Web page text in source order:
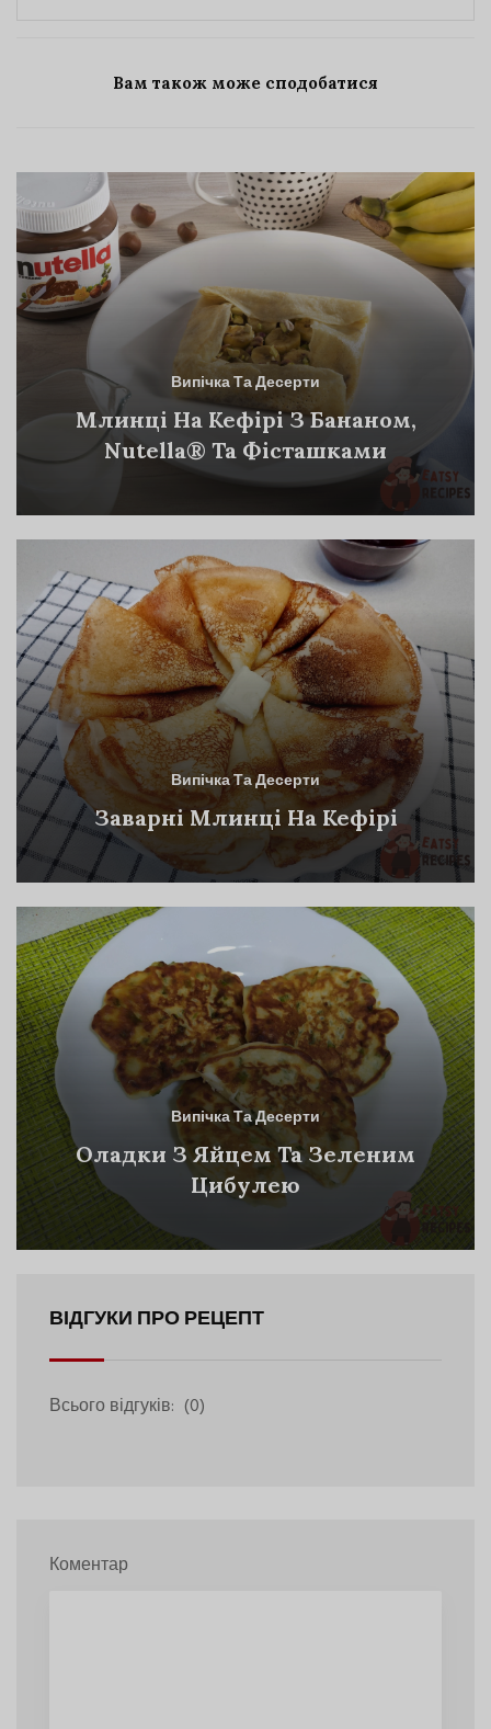
Вам також може сподобатися
Випічка Та Десерти
Млинці На Кефірі З Бананом,
Nutella® Та Фісташками
Випічка Та Десерти
Заварні Млинці На Кефірі
Випічка Та Десерти
Оладки З Яйцем Та Зеленим
Цибулею
ВІДГУКИ ПРО РЕЦЕПТ
Всього відгуків: (0)
Коментар